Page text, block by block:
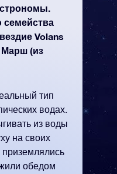
семейства
Volans
Марш (из
тип
водах.
из воды
на своих
обедом